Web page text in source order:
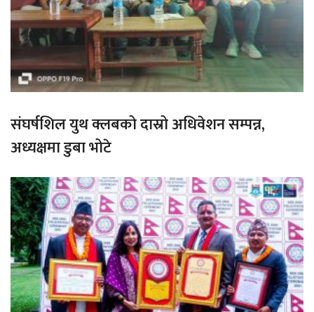
संघर्षशिल युथ क्लबको दास्रो अधिवेशन सम्पन्न,
अध्यक्षमा डुबा भोटे